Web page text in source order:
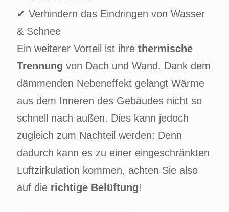
✔ Verhindern das Eindringen von Wasser
& Schnee
Ein weiterer Vorteil ist ihre thermische
Trennung von Dach und Wand. Dank dem
dämmenden Nebeneffekt gelangt Wärme
aus dem Inneren des Gebäudes nicht so
schnell nach außen. Dies kann jedoch
zugleich zum Nachteil werden: Denn
dadurch kann es zu einer eingeschränkten
Luftzirkulation kommen, achten Sie also
auf die richtige Belüftung!